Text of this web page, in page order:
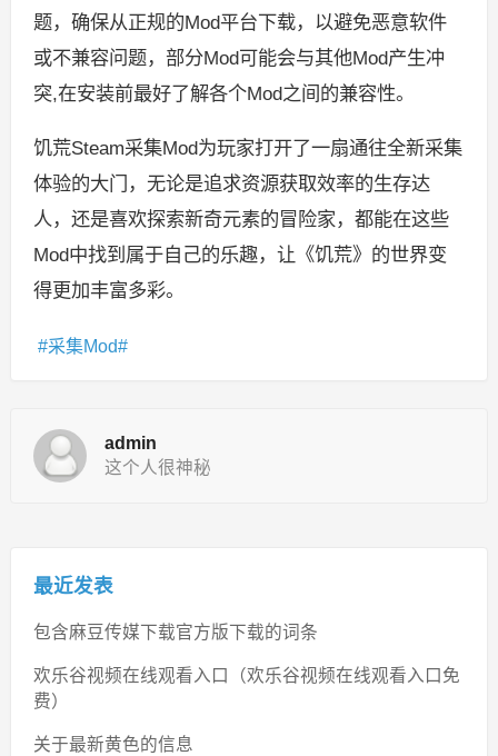
题，确保从正规的Mod平台下载，以避免恶意软件
或不兼容问题，部分Mod可能会与其他Mod产生冲
突,在安装前最好了解各个Mod之间的兼容性。
饥荒Steam采集Mod为玩家打开了一扇通往全新采集
体验的大门，无论是追求资源获取效率的生存达
人，还是喜欢探索新奇元素的冒险家，都能在这些
Mod中找到属于自己的乐趣，让《饥荒》的世界变
得更加丰富多彩。
采集Mod
admin
这个人很神秘
最近发表
包含麻豆传媒下载官方版下载的词条
欢乐谷视频在线观看入口（欢乐谷视频在线观看入口免
费）
关于最新黄色的信息